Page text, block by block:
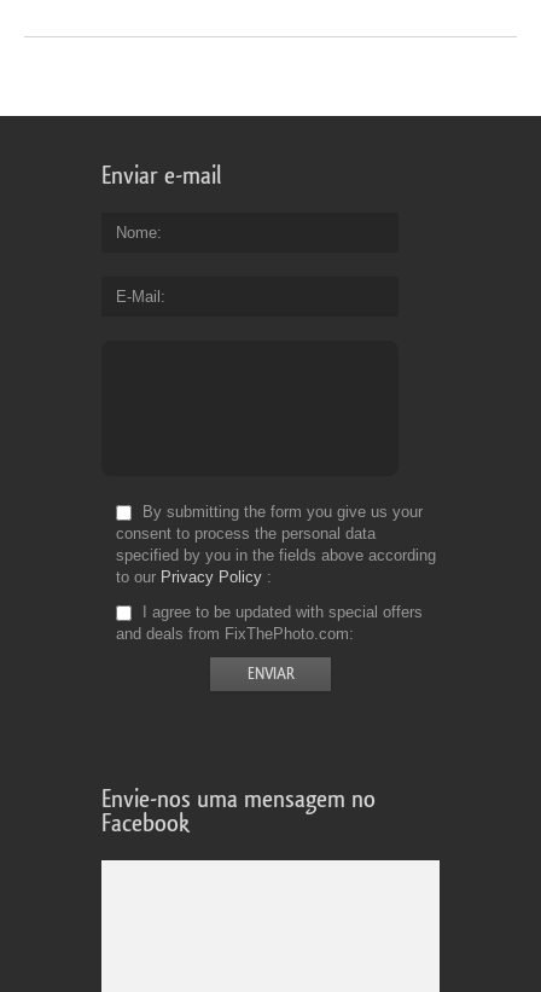
Enviar e-mail
Nome
E-Mail
By submitting the form you give us your
consent to process the personal data
specified by you in the fields above according
to our Privacy Policy
I agree to be updated with special offers
and deals from FixThePhoto.com
Envie-nos uma mensagem no
Facebook